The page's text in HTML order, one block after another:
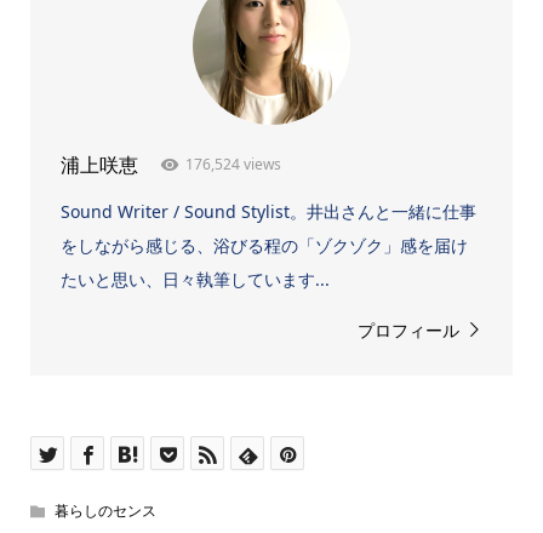
浦上咲恵 176,524 views
Sound Writer / Sound Stylist。井出さんと一緒に仕事
をしながら感じる、浴びる程の「ゾクゾク」感を届け
たいと思い、日々執筆しています...
プロフィール
暮らしのセンス